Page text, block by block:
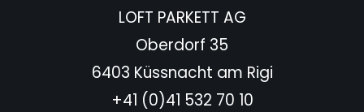
LOFT PARKETT AG
Oberdorf 35
6403 Küssnacht am Rigi
+41 (0)41 532 70 10